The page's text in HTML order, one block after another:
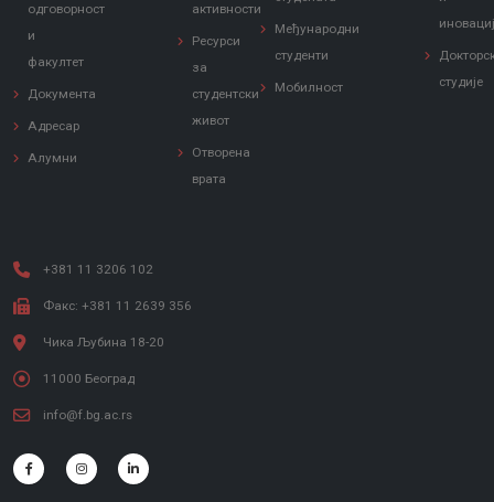
одговорност
и
факултет
Документа
Адресар
Алумни
активности
Ресурси
за
студентски
живот
Отворена
врата
Међународни
студенти
Мобилност
студије
+381 11 3206 102
Факс: +381 11 2639 356
Чика Љубина 18-20
11000 Београд
info@f.bg.ac.rs